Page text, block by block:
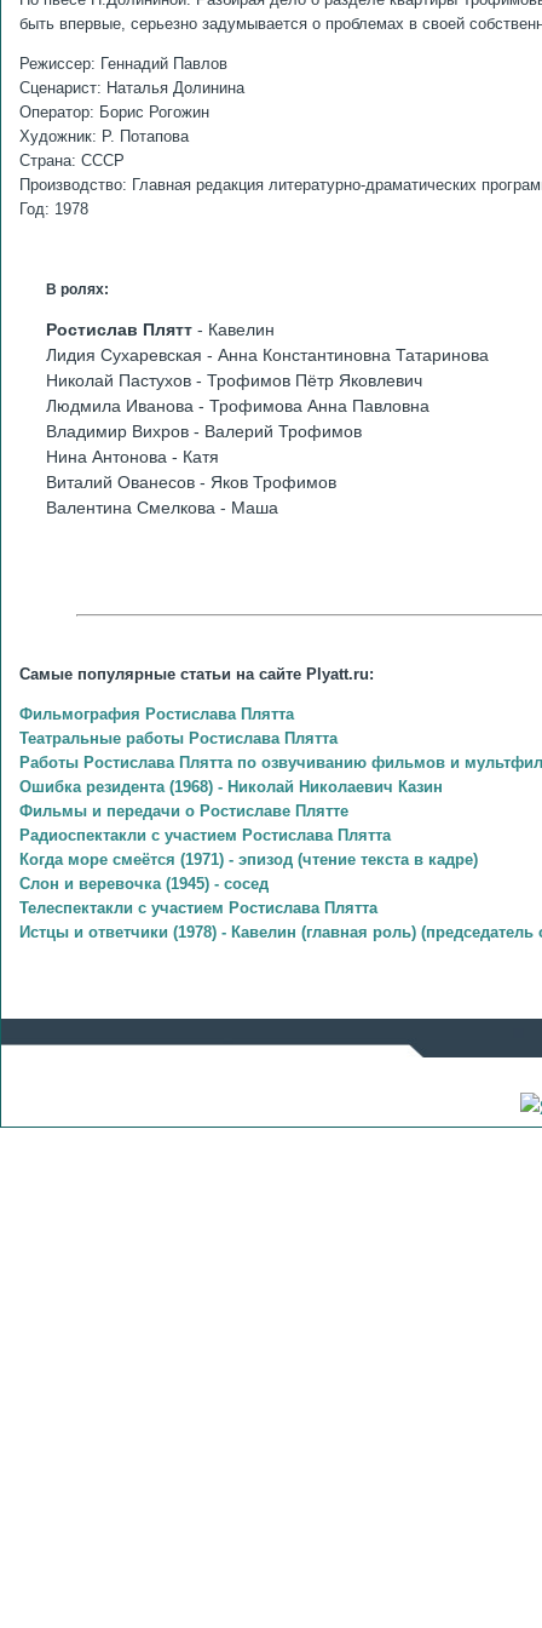
быть впервые, серьезно задумывается о проблемах в своей
Режиссер: Геннадий Павлов
Сценарист: Наталья Долинина
Оператор: Борис Рогожин
Художник: Р. Потапова
Страна: СССР
Производство: Главная редакция литературно-драматических
Год: 1978
В ролях:
Ростислав Плятт - Кавелин
Лидия Сухаревская - Анна Константиновна Татаринова
Николай Пастухов - Трофимов Пётр Яковлевич
Людмила Иванова - Трофимова Анна Павловна
Владимир Вихров - Валерий Трофимов
Нина Антонова - Катя
Виталий Ованесов - Яков Трофимов
Валентина Смелкова - Маша
Самые популярные статьи на сайте Plyatt.ru:
Фильмография Ростислава Плятта
Театральные работы Ростислава Плятта
Работы Ростислава Плятта по озвучиванию фильмов и
Ошибка резидента (1968) - Николай Николаевич Казин
Фильмы и передачи о Ростиславе Плятте
Радиоспектакли с участием Ростислава Плятта
Когда море смеётся (1971) - эпизод (чтение текста в кадре)
Слон и веревочка (1945) - сосед
Телеспектакли с участием Ростислава Плятта
Истцы и ответчики (1978) - Кавелин (главная роль) (председатель